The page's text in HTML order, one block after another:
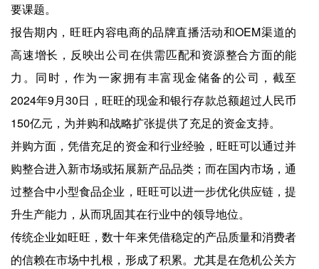
要课题。
报告期内，旺旺内容电商的品牌直播活动和OEM渠道的
高速增长，反映出公司在供需匹配和资源整合方面的能
力。同时，作为一家拥有丰富现金储备的公司，截至
2024年9月30日，旺旺的现金和银行存款总额超过人民币
150亿元，为并购和战略扩张提供了充足的资金支持。
并购方面，凭借充足的资金和行业经验，旺旺可以通过并
购整合进入新市场或拓展新产品品类；而在国内市场，通
过整合中小型食品企业，旺旺可以进一步优化供应链，提
升生产能力，从而巩固其在行业中的领导地位。
传统企业如旺旺，数十年来凭借稳定的产品质量和消费者
的信赖在市场中扎根，形成了积累。尤其是在危机公关方